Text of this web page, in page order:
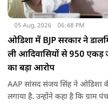
05 Aug, 2026 06:48 PM
ओडिशा में BJP सरकार ने
ली आदिवासियों से 950 एकड़
का बड़ा आरोप
AAP सांसद संजय सिंह ने ओडिशा
लगाया है. उन्होंने कहा है कि ग्राम